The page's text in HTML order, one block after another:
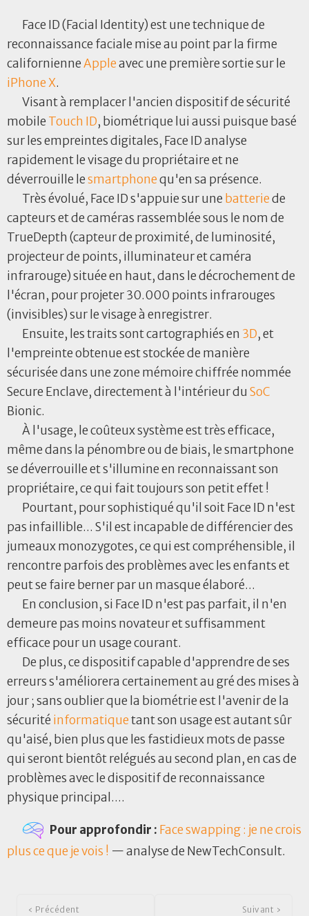
Face ID (Facial Identity) est une technique de
reconnaissance faciale mise au point par la firme
californienneAppleavec une première sortie sur le
iPhoneX.
Visant à remplacer l'ancien dispositif de sécurité
mobile Touch ID, biométrique lui aussi puisque basé
sur les empreintes digitales, Face ID analyse
rapidement le visage du propriétaire et ne
déverrouille lesmartphonequ'en sa présence.
Très évolué, Face ID s'appuie sur une batteriede
capteurs et de caméras rassemblée sous le nom de
TrueDepth (capteur de proximité, de luminosité,
projecteur de points, illuminateur et caméra
infrarouge) située en haut, dans le décrochement de
l'écran, pour projeter 30.000 points infrarouges
(invisibles) sur le visage à enregistrer.
Ensuite, les traits sont cartographiés en 3D, et
l'empreinte obtenue est stockée de manière
sécurisée dans une zone mémoire chiffrée nommée
Secure Enclave, directement à l'intérieur du SoC
Bionic.
À l'usage, le coûteux système est très efficace,
même dans la pénombre ou de biais, le smartphone
se déverrouille et s'illumine en reconnaissant son
propriétaire, ce qui fait toujours son petit effet !
Pourtant, pour sophistiqué qu'il soit Face ID n'est
pas infaillible... S'il est incapable de différencier des
jumeaux monozygotes, ce qui est compréhensible, il
rencontre parfois des problèmes avec les enfants et
peut se faire berner par un masque élaboré...
En conclusion, si Face ID n'est pas parfait, il n'en
demeure pas moins novateur et suffisamment
efficace pour un usage courant.
De plus, ce dispositif capable d'apprendre de ses
erreurs s'améliorera certainement au gré des mises à
jour ; sans oublier que la biométrie est l'avenir de la
sécurité informatiquetant son usage est autant sûr
qu'aisé, bien plus que les fastidieux mots de passe
qui seront bientôt relégués au second plan, en cas de
problèmes avec le dispositif de reconnaissance
physique principal....
Pour approfondir : Face swapping : je ne crois
plus ce que je vois ! — analyse de NewTechConsult.
‹ Précédent Suivant ›